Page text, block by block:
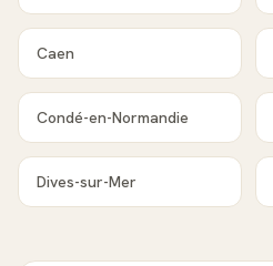
Caen
Condé-en-Normandie
Dives-sur-Mer